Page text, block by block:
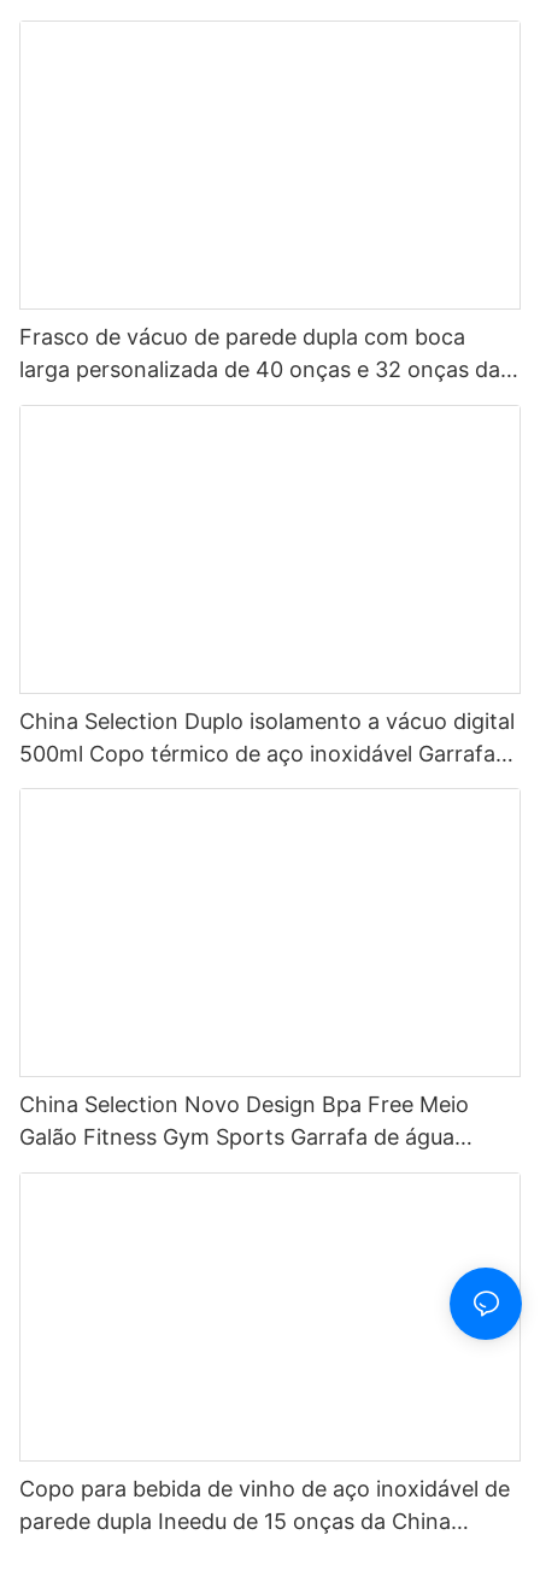
para crianças
Frasco de vácuo de parede dupla com boca
larga personalizada de 40 onças e 32 onças da
China, garrafa de água esportiva isolada em aço
China Selection Duplo isolamento a vácuo digital
500ml Copo térmico de aço inoxidável Garrafa
de água inteligente com display de temperatura
China Selection Novo Design Bpa Free Meio
Galão Fitness Gym Sports Garrafa de água
motivacional de plástico transparente com
Copo para bebida de vinho de aço inoxidável de
parede dupla Ineedu de 15 onças da China